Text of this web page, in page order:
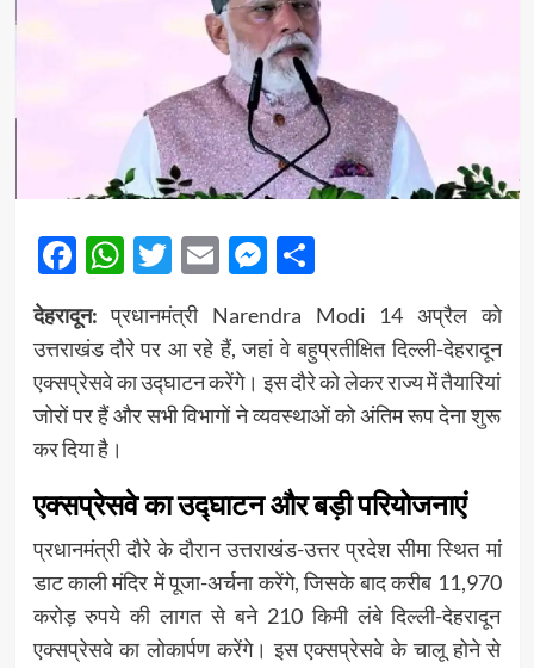
Facebook
WhatsApp
Twitter
EmailMessenger
Share
देहरादून:प्रधानमंत्री Narendra Modi 14 अप्रैल को
उत्तराखंड दौरे पर आ रहे हैं, जहां वे बहुप्रतीक्षित दिल्ली-देहरादून
एक्सप्रेसवे का उद्घाटन करेंगे। इस दौरे को लेकर राज्य में तैयारियां
जोरों पर हैं और सभी विभागों ने व्यवस्थाओं को अंतिम रूप देना शुरू
कर दिया है।
एक्सप्रेसवे का उद्घाटन और बड़ी परियोजनाएं
प्रधानमंत्री दौरे के दौरान उत्तराखंड-उत्तर प्रदेश सीमा स्थित मां
डाट काली मंदिर में पूजा-अर्चना करेंगे, जिसके बाद करीब 11,970
करोड़ रुपये की लागत से बने 210 किमी लंबे दिल्ली-देहरादून
एक्सप्रेसवे का लोकार्पण करेंगे। इस एक्सप्रेसवे के चालू होने से